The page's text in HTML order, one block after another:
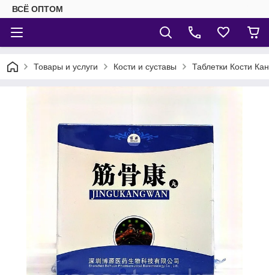
ВСЁ ОПТОМ
Товары и услуги Кости и суставы Таблетки Кости